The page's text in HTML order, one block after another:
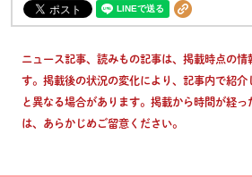
ニュース記事、読みもの記事は、掲載時点の情
す。掲載後の状況の変化により、記事内で紹介
と異なる場合があります。掲載から時間が経
は、あらかじめご留意ください。